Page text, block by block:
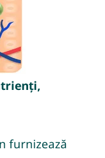
furnizează